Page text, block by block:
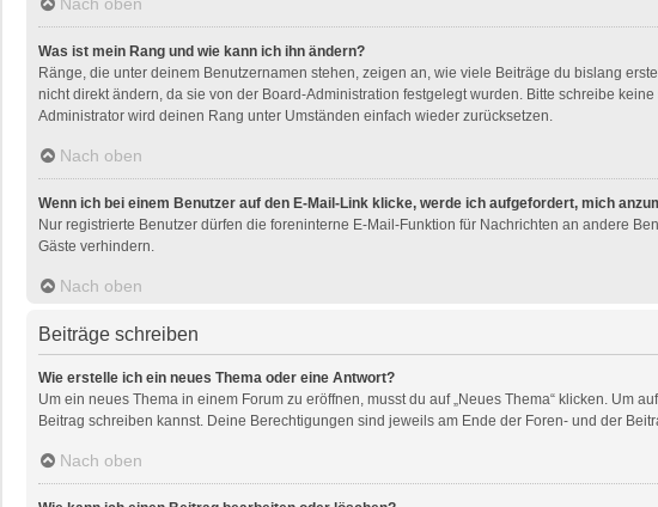
Was ist mein Rang und wie kann ich ihn ändern?
Ränge, die unter deinem Benutzernamen stehen, zeigen an, wie viele Beiträge du bislang
nicht direkt ändern, da sie von der Board-Administration festgelegt wurden. Bitte schreibe
Administrator wird deinen Rang unter Umständen einfach wieder zurücksetzen.
Nach oben
Wenn ich bei einem Benutzer auf den E-Mail-Link klicke, werde ich aufgefordert, mich
Nur registrierte Benutzer dürfen die foreninterne E-Mail-Funktion für Nachrichten an andere
Gäste verhindern.
Nach oben
Beiträge schreiben
Wie erstelle ich ein neues Thema oder eine Antwort?
Um ein neues Thema in einem Forum zu eröffnen, musst du auf „Neues Thema“ klicken. Um
Beitrag schreiben kannst. Deine Berechtigungen sind jeweils am Ende der Foren- und der
Nach oben